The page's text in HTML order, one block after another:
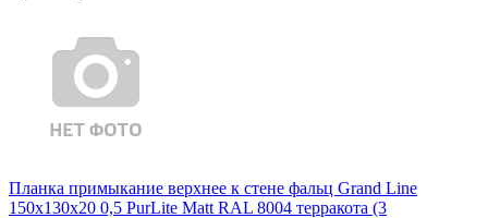
Планка примыкание верхнее к стене фальц Grand Line
150х130х20 0,5 PurLite Matt RAL 8004 терракота (3